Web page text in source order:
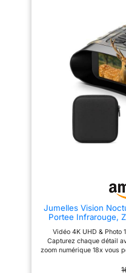
précis】Facile à utiliser avec
bouton de mise au point et
anneaux de dioptrie, un design
amélioré de l'œillet et des
couvercles d'objectif attachés
pour un large éventail
d'utilisateurs, œillets tournants
vers le haut et vers le bas pour
un ajustement rapide et
revêtement multicouches】les
lentilles entièrement
capturer les images les plus
claires, lumineuses et stables.
smartphone】Jumelles peuvent
être utilisées avec un support
de trépied, ce qui est très
Jumelles Vision
Portee Infrarouge,
Camping
Vidéo 4K UHD & Photo
Capturez chaque détail
zoom numérique 18x vous
étiez à côté. Idéal pour